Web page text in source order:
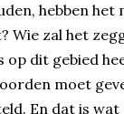
hebben
Wie zal het
op dit gebied
moet
En dat is